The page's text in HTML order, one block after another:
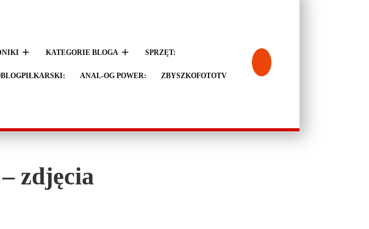
KATEGORIE BLOGA SPRZĘT:
ANAL-OG POWER: ZBYSZKOFOTOTV
zdjęcia